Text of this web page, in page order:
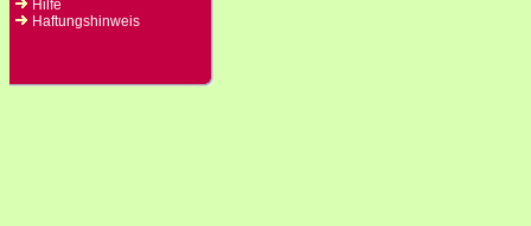
Hilfe
Haftungshinweis